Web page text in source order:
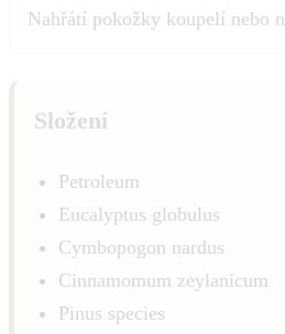
Nahřátí pokožky koupelí nebo
Složení
Petroleum
Eucalyptus globulus
Cymbopogon nardus
Cinnamomum zeylanicum
Pinus species